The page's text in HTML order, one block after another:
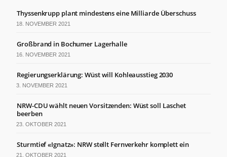
Thyssenkrupp plant mindestens eine Milliarde Überschuss
18. NOVEMBER 2021
Großbrand in Bochumer Lagerhalle
16. NOVEMBER 2021
Regierungserklärung: Wüst will Kohleausstieg 2030
3. NOVEMBER 2021
NRW-CDU wählt neuen Vorsitzenden: Wüst soll Laschet
beerben
23. OKTOBER 2021
Sturmtief «Ignatz»: NRW stellt Fernverkehr komplett ein
21. OKTOBER 2021
Marketing
Indem Sie Ihre
Interessen und Ihr
Besuch unserer
Website mitteilen,
Wahrscheinlichkeit,
personalisierte
Inhalte und